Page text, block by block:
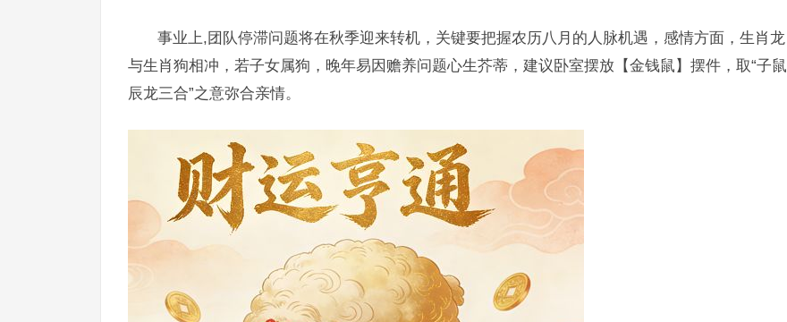
事业上,团队停滞问题将在秋季迎来转机，关键要把握农历八月的人脉机遇，感情方面，生肖龙
与生肖狗相冲，若子女属狗，晚年易因赡养问题心生芥蒂，建议卧室摆放【金钱鼠】摆件，取“子鼠
辰龙三合”之意弥合亲情。